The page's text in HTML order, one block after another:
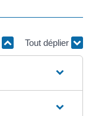
Tout déplier